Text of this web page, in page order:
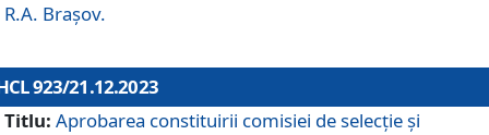
R.A. Brașov.
923/21.12.2023
Titlu: Aprobarea constituirii comisiei de selecție și